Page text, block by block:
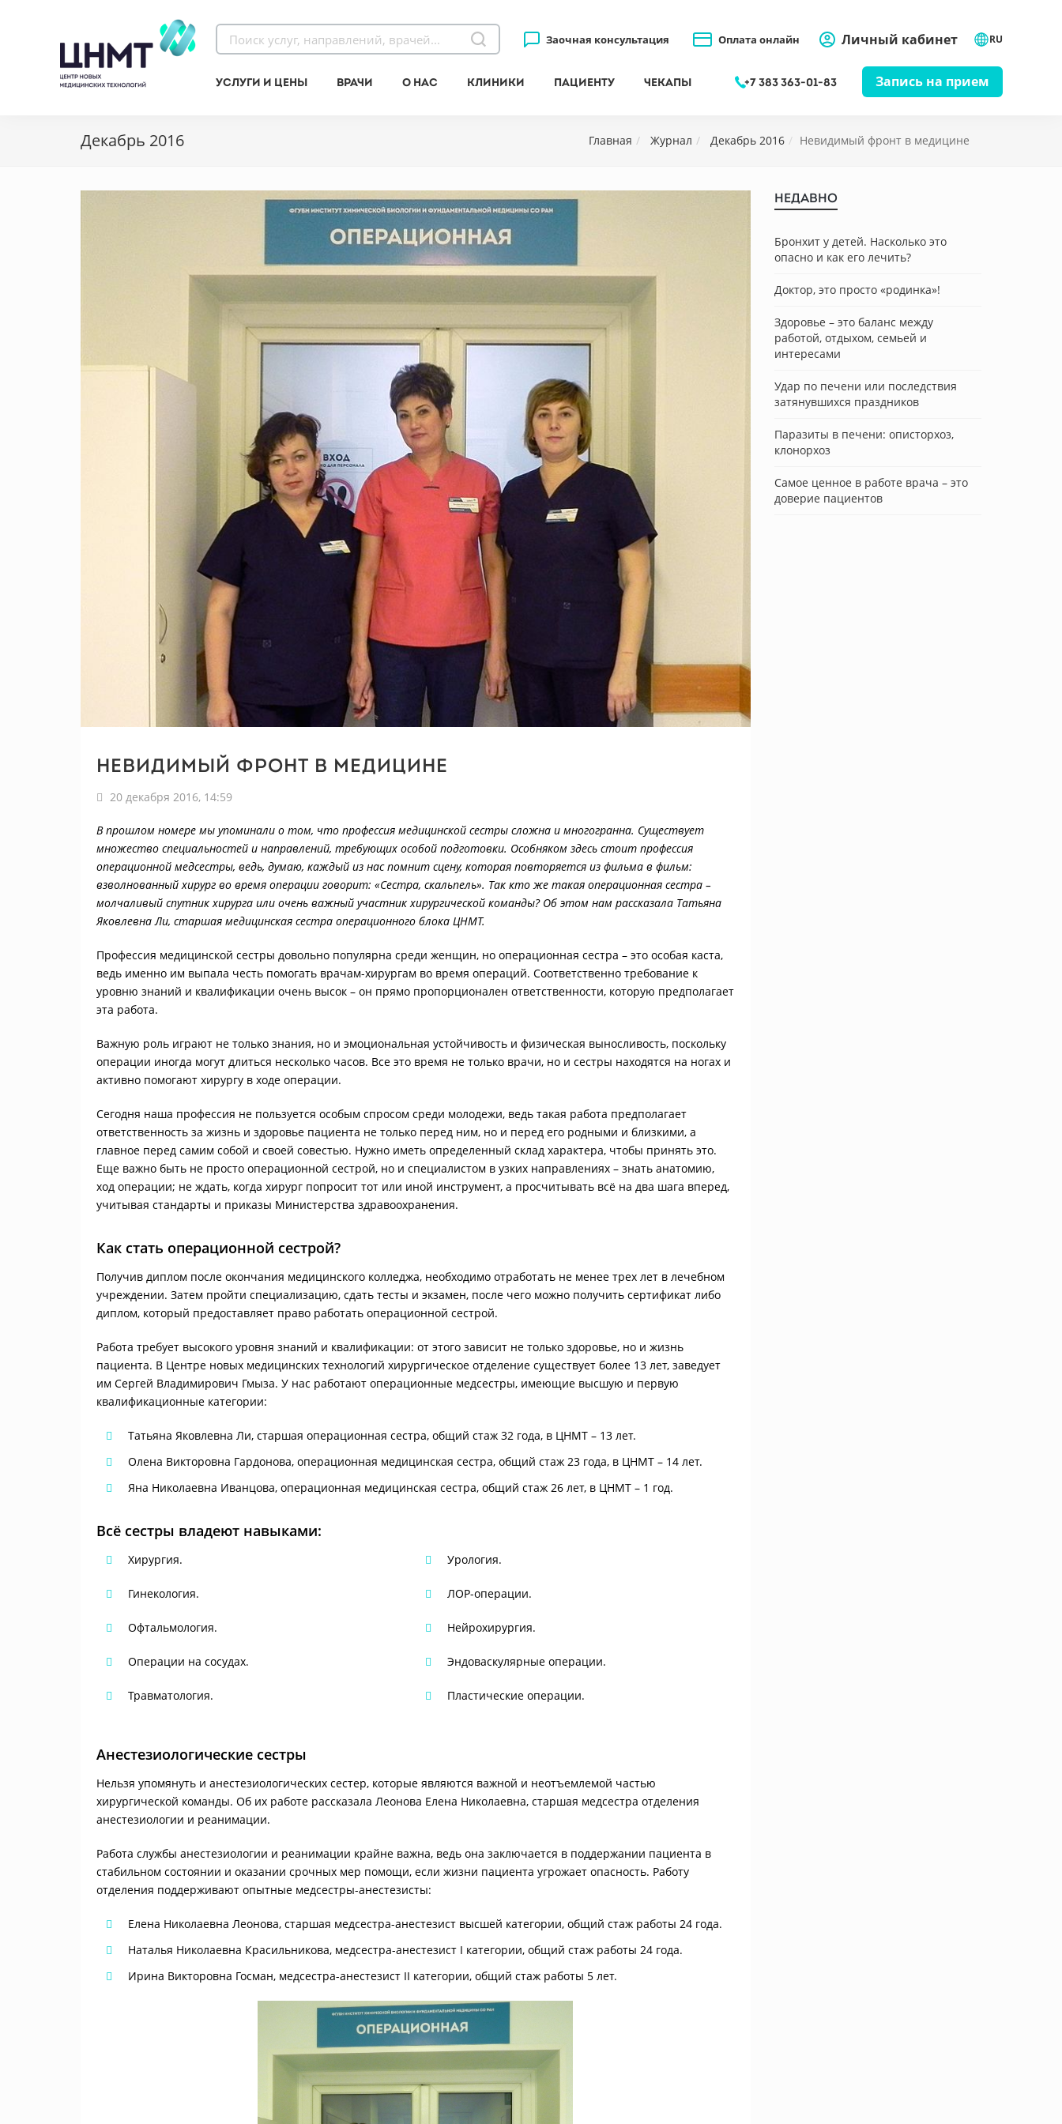
Заочная консультация Оплата онлайн Личный кабинет RU
Услуги и цены Врачи О нас Клиники Пациенту Чекапы +7 383 363-01-83 Запись на прием
Декабрь 2016 Главная Журнал Декабрь 2016 Невидимый фронт в медицине
Невидимый фронт в медицине
20 декабря 2016, 14:59
В прошлом номере мы упоминали о том, что профессия медицинской сестры сложна и многогранна. Существует
множество специальностей и направлений, требующих особой подготовки. Особняком здесь стоит профессия
операционной медсестры, ведь, думаю, каждый из нас помнит сцену, которая повторяется из фильма в фильм:
взволнованный хирург во время операции говорит: «Сестра, скальпель». Так кто же такая операционная сестра –
молчаливый спутник хирурга или очень важный участник хирургической команды? Об этом нам рассказала Татьяна
Яковлевна Ли, старшая медицинская сестра операционного блока ЦНМТ.
Профессия медицинской сестры довольно популярна среди женщин, но операционная сестра – это особая каста,
ведь именно им выпала честь помогать врачам-хирургам во время операций. Соответственно требование к
уровню знаний и квалификации очень высок – он прямо пропорционален ответственности, которую предполагает
эта работа.
Важную роль играют не только знания, но и эмоциональная устойчивость и физическая выносливость, поскольку
операции иногда могут длиться несколько часов. Все это время не только врачи, но и сестры находятся на ногах и
активно помогают хирургу в ходе операции.
Сегодня наша профессия не пользуется особым спросом среди молодежи, ведь такая работа предполагает
ответственность за жизнь и здоровье пациента не только перед ним, но и перед его родными и близкими, а
главное перед самим собой и своей совестью. Нужно иметь определенный склад характера, чтобы принять это.
Еще важно быть не просто операционной сестрой, но и специалистом в узких направлениях – знать анатомию,
ход операции; не ждать, когда хирург попросит тот или иной инструмент, а просчитывать всё на два шага вперед,
учитывая стандарты и приказы Министерства здравоохранения.
Как стать операционной сестрой?
Получив диплом после окончания медицинского колледжа, необходимо отработать не менее трех лет в лечебном
учреждении. Затем пройти специализацию, сдать тесты и экзамен, после чего можно получить сертификат либо
диплом, который предоставляет право работать операционной сестрой.
Работа требует высокого уровня знаний и квалификации: от этого зависит не только здоровье, но и жизнь
пациента. В Центре новых медицинских технологий хирургическое отделение существует более 13 лет, заведует
им Сергей Владимирович Гмыза. У нас работают операционные медсестры, имеющие высшую и первую
квалификационные категории:
Татьяна Яковлевна Ли, старшая операционная сестра, общий стаж 32 года, в ЦНМТ – 13 лет.
Олена Викторовна Гардонова, операционная медицинская сестра, общий стаж 23 года, в ЦНМТ – 14 лет.
Яна Николаевна Иванцова, операционная медицинская сестра, общий стаж 26 лет, в ЦНМТ – 1 год.
Всё сестры владеют навыками:
Хирургия. Урология.
Гинекология. ЛОР-операции.
Офтальмология. Нейрохирургия.
Операции на сосудах. Эндоваскулярные операции.
Травматология. Пластические операции.
Анестезиологические сестры
Нельзя упомянуть и анестезиологических сестер, которые являются важной и неотъемлемой частью
хирургической команды. Об их работе рассказала Леонова Елена Николаевна, старшая медсестра отделения
анестезиологии и реанимации.
Работа службы анестезиологии и реанимации крайне важна, ведь она заключается в поддержании пациента в
стабильном состоянии и оказании срочных мер помощи, если жизни пациента угрожает опасность. Работу
отделения поддерживают опытные медсестры-анестезисты:
Елена Николаевна Леонова, старшая медсестра-анестезист высшей категории, общий стаж работы 24 года.
Наталья Николаевна Красильникова, медсестра-анестезист I категории, общий стаж работы 24 года.
Ирина Викторовна Госман, медсестра-анестезист II категории, общий стаж работы 5 лет.
НЕДАВНО
Бронхит у детей. Насколько это
опасно и как его лечить?
Доктор, это просто «родинка»!
Здоровье – это баланс между
работой, отдыхом, семьей и
интересами
Удар по печени или последствия
затянувшихся праздников
Паразиты в печени: описторхоз,
клонорхоз
Самое ценное в работе врача – это
доверие пациентов